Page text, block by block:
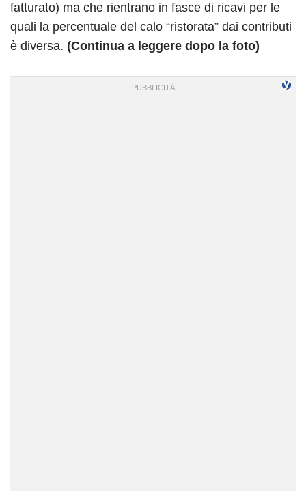
fatturato) ma che rientrano in fasce di ricavi per le
quali la percentuale del calo “ristorata” dai contributi
è diversa. (Continua a leggere dopo la foto)